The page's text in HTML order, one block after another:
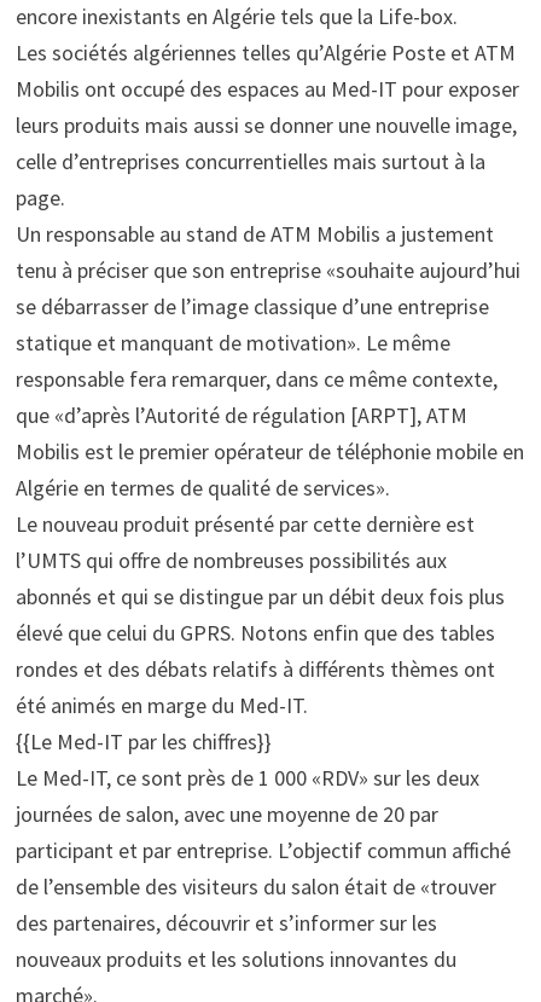
encore inexistants en Algérie tels que la Life-box.
Les sociétés algériennes telles qu’Algérie Poste et ATM
Mobilis ont occupé des espaces au Med-IT pour exposer
leurs produits mais aussi se donner une nouvelle image,
celle d’entreprises concurrentielles mais surtout à la
page.
Un responsable au stand de ATM Mobilis a justement
tenu à préciser que son entreprise «souhaite aujourd’hui
se débarrasser de l’image classique d’une entreprise
statique et manquant de motivation». Le même
responsable fera remarquer, dans ce même contexte,
que «d’après l’Autorité de régulation [ARPT], ATM
Mobilis est le premier opérateur de téléphonie mobile en
Algérie en termes de qualité de services».
Le nouveau produit présenté par cette dernière est
l’UMTS qui offre de nombreuses possibilités aux
abonnés et qui se distingue par un débit deux fois plus
élevé que celui du GPRS. Notons enfin que des tables
rondes et des débats relatifs à différents thèmes ont
été animés en marge du Med-IT.
{{Le Med-IT par les chiffres}}
Le Med-IT, ce sont près de 1 000 «RDV» sur les deux
journées de salon, avec une moyenne de 20 par
participant et par entreprise. L’objectif commun affiché
de l’ensemble des visiteurs du salon était de «trouver
des partenaires, découvrir et s’informer sur les
nouveaux produits et les solutions innovantes du
marché».